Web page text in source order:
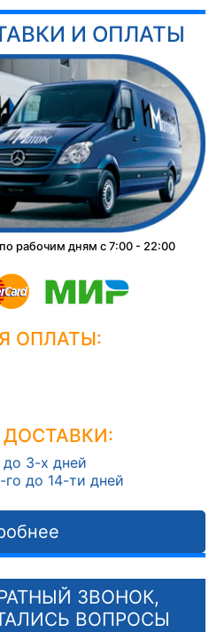
И ОПЛАТЫ
рабочим дням с 7:00 - 22:00
ОПЛАТЫ:
3-х дней
до 14-ти дней
ЗВОНОК,
ВОПРОСЫ